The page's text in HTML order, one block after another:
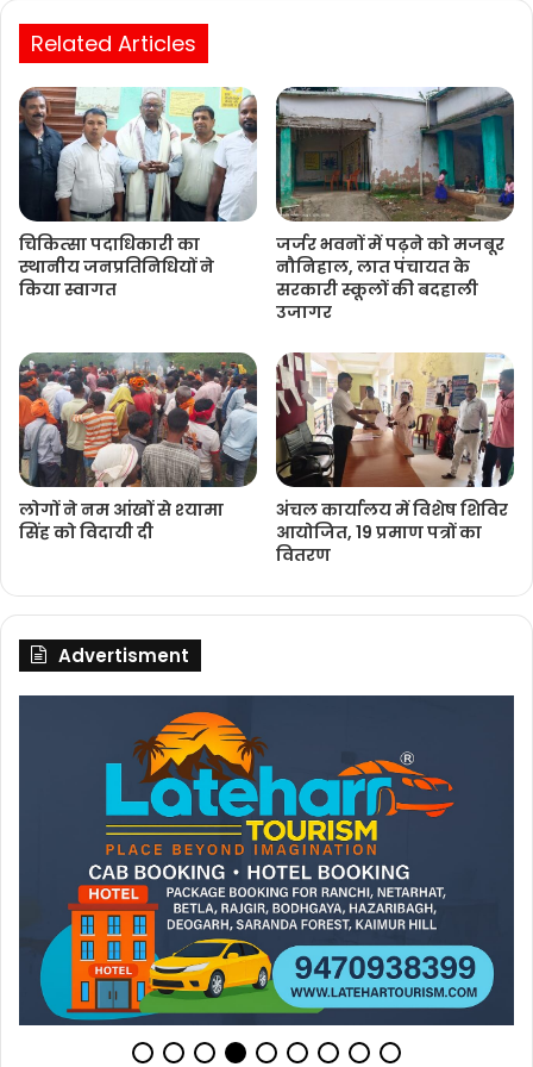
Related Articles
चिकित्‍सा पदाधिकारी का
स्थानीय जनप्रतिनिधियों ने
किया स्वागत
जर्जर भवनों में पढ़ने को मजबूर
नौनिहाल, लात पंचायत के
सरकारी स्कूलों की बदहाली
उजागर
लोगों ने नम आंखों से श्‍यामा
सिंह को विदायी दी
अंचल कार्यालय में विशेष शिविर
आयोजित, 19 प्रमाण पत्रों का
वितरण
Advertisment